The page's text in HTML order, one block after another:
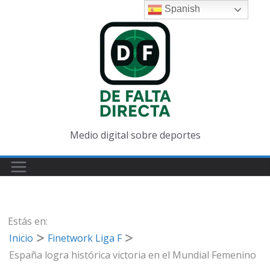
Medio digital sobre deportes
Estás en:
Inicio
Finetwork Liga F
España logra histórica victoria en el Mundial Femenino
Spanish